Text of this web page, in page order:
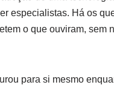
especialistas. Há os
o que ouviram,
para si mesmo